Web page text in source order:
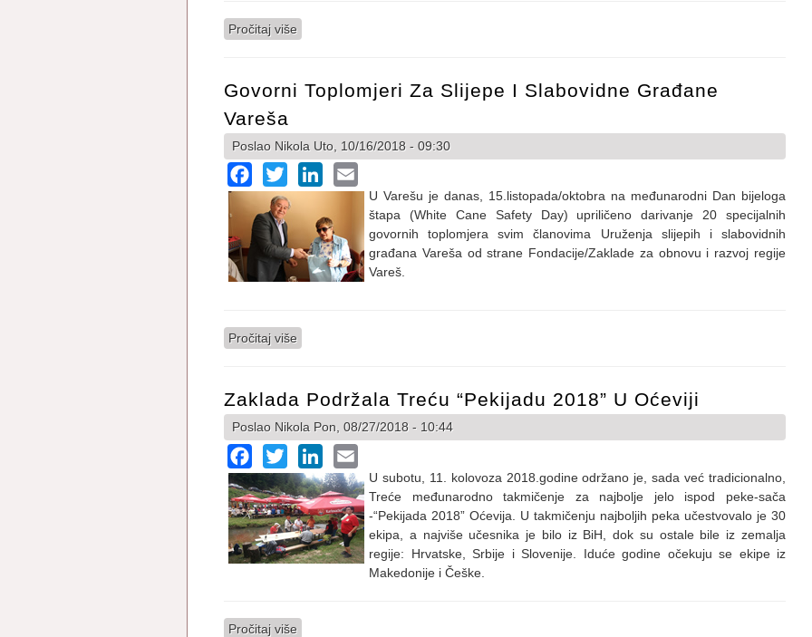
Pročitaj više o Fondacija pristupila regionalnoj mreži za provođenje prekograničnih EU programa na
Govorni Toplomjeri Za Slijepe I Slabovidne Građane
Vareša
Poslao Nikola Uto, 10/16/2018 - 09:30
Facebook
Twitter LinkedIn
U Varešu je danas, 15.listopada/oktobra na međunarodni Dan bijeloga
štapa (White Cane Safety Day) upriličeno darivanje 20 specijalnih
govornih toplomjera svim članovima Uruženja slijepih i slabovidnih
građana Vareša od strane Fondacije/Zaklade za obnovu i razvoj regije
Vareš.
Pročitaj više
Zaklada Podržala Treću “Pekijadu 2018” U Oćeviji
Poslao Nikola Pon, 08/27/2018 - 10:44
Facebook
Twitter LinkedIn
U subotu, 11. kolovoza 2018.godine održano je, sada već tradicionalno,
Treće međunarodno takmičenje za najbolje jelo ispod peke-sača
-“Pekijada 2018” Oćevija. U takmičenju najboljih peka učestvovalo je 30
ekipa, a najviše učesnika je bilo iz BiH, dok su ostale bile iz zemalja
regije: Hrvatske, Srbije i Slovenije. Iduće godine očekuju se ekipe iz
Makedonije i Češke.
Pročitaj više